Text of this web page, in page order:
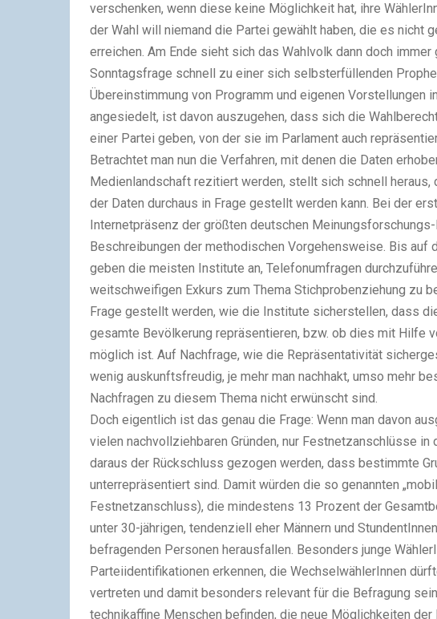
verschenken, wenn diese keine Möglichkeit hat, ihre
der Wahl will niemand die Partei gewählt haben, die es
erreichen. Am Ende sieht sich das Wahlvolk dann doch
Sonntagsfrage schnell zu einer sich selbsterfüllenden
Übereinstimmung von Programm und eigenen Vorstellungen
angesiedelt, ist davon auszugehen, dass sich die
einer Partei geben, von der sie im Parlament auch
Betrachtet man nun die Verfahren, mit denen die Daten
Medienlandschaft rezitiert werden, stellt sich schnell
der Daten durchaus in Frage gestellt werden kann. Bei der
Internetpräsenz der größten deutschen
Beschreibungen der methodischen Vorgehensweise. Bis
geben die meisten Institute an, Telefonumfragen
weitschweifigen Exkurs zum Thema Stichprobenziehung zu
Frage gestellt werden, wie die Institute sicherstellen, dass
gesamte Bevölkerung repräsentieren, bzw. ob dies mit Hilfe
möglich ist. Auf Nachfrage, wie die Repräsentativität
wenig auskunftsfreudig, je mehr man nachhakt, umso mehr
Nachfragen zu diesem Thema nicht erwünscht sind.
Doch eigentlich ist das genau die Frage: Wenn man davon
vielen nachvollziehbaren Gründen, nur Festnetzanschlüsse
daraus der Rückschluss gezogen werden, dass bestimmte
unterrepräsentiert sind. Damit würden die so genannten
Festnetzanschluss), die mindestens 13 Prozent der
unter 30-jährigen, tendenziell eher Männern und
befragenden Personen herausfallen. Besonders junge
Parteiidentifikationen erkennen, die WechselwählerInnen
vertreten und damit besonders relevant für die Befragung
technikaffine Menschen befinden, die neue Möglichkeiten